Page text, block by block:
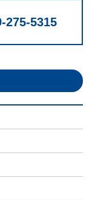
275-5315